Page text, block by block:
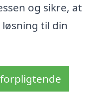
og sikre, at
til din